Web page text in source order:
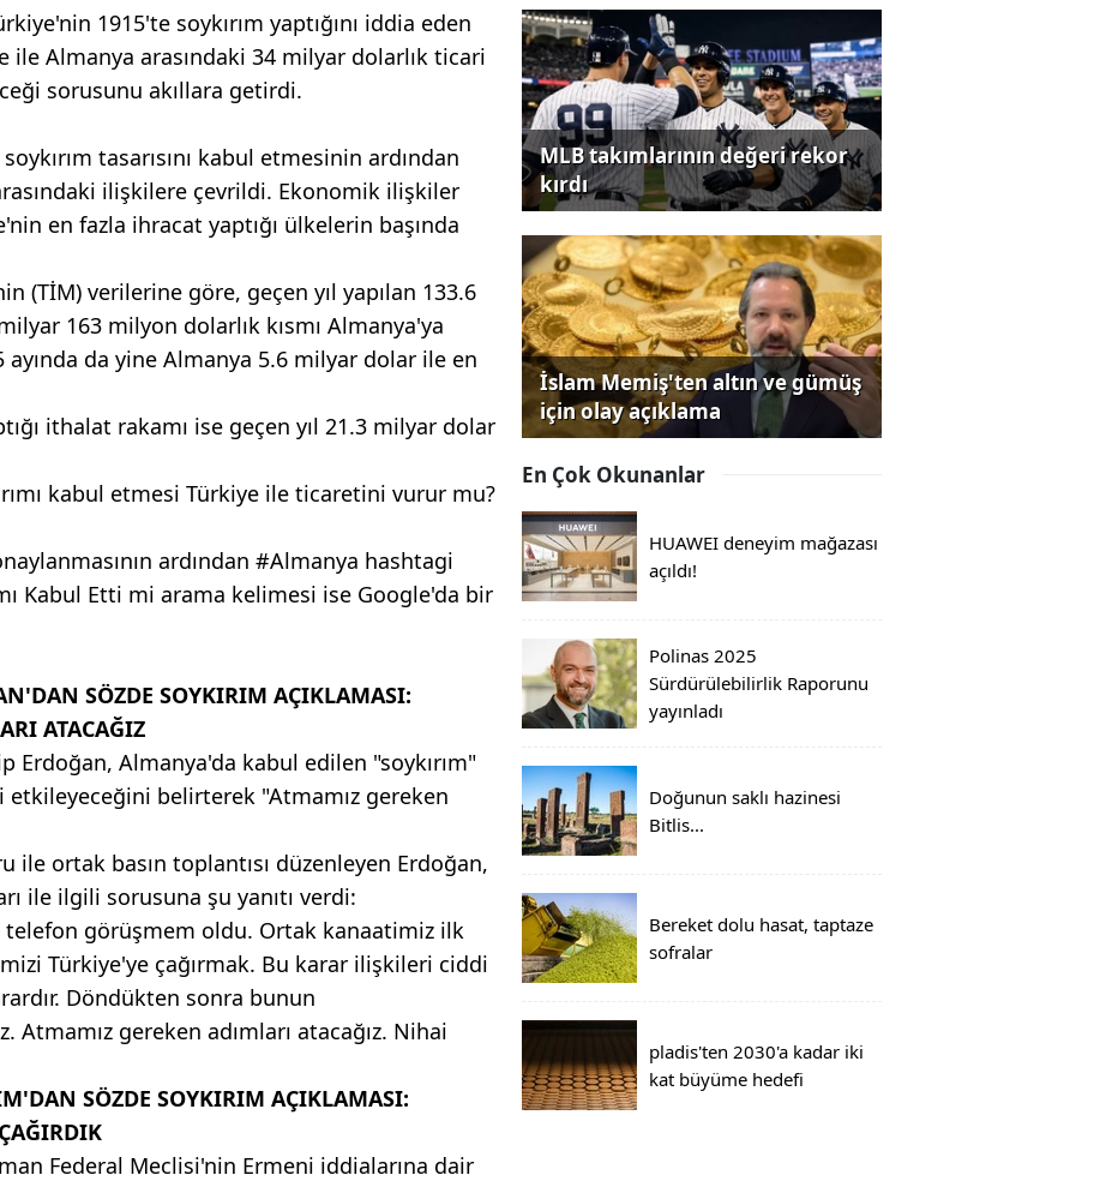
1915'te soykırım yaptığını iddia eden
ile Almanya arasındaki 34 milyar dolarlık ticari
sorusunu akıllara getirdi.
tasarısını kabul etmesinin ardından
ilişkilere çevrildi. Ekonomik ilişkiler
en fazla ihracat yaptığı ülkelerin başında
(TİM) verilerine göre, geçen yıl yapılan 133.6
163 milyon dolarlık kısmı Almanya'ya
ayında da yine Almanya 5.6 milyar dolar ile en
ithalat rakamı ise geçen yıl 21.3 milyar dolar
ardından #Almanya hashtagi
Kabul Etti mi arama kelimesi ise Google'da bir
SÖZDE SOYKIRIM AÇIKLAMASI:
ATACAĞIZ
Erdoğan, Almanya'da kabul edilen "soykırım"
etkileyeceğini belirterek "Atmamız gereken
ile ortak basın toplantısı düzenleyen Erdoğan,
ile ilgili sorusuna şu yanıtı verdi:
telefon görüşmem oldu. Ortak kanaatimiz ilk
Türkiye'ye çağırmak. Bu karar ilişkileri ciddi
Döndükten sonra bunun
Atmamız gereken adımları atacağız. Nihai
SÖZDE SOYKIRIM AÇIKLAMASI:
Federal Meclisi'nin Ermeni iddialarına dair
MLB takımlarının değeri rekor
kırdı
İslam Memiş'ten altın ve gümüş
için olay açıklama
En Çok Okunanlar
HUAWEI deneyim mağazası
açıldı!
Polinas 2025
Sürdürülebilirlik Raporunu
yayınladı
Doğunun saklı hazinesi
Bitlis...
Bereket dolu hasat, taptaze
sofralar
pladis'ten 2030'a kadar iki
kat büyüme hedefi